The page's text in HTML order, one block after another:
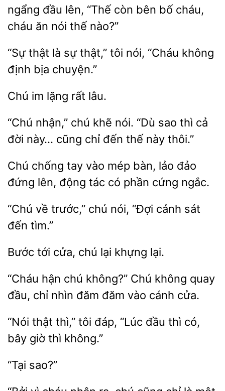
ngẩng đầu lên, “Thế còn bên bố cháu,
cháu ăn nói thế nào?”
“Sự
là sự thật,” tôi nói, “Cháu
định
chuyện.”
im lặng
nhận,” chú khẽ nói. “Dù sao thì cả
đời này…
chỉ thế này thôi.”
Chú chống tay vào mép
lảo
đứng lên, động tác có
cứng ngắc.
“Chú về chú “Đợi
sát
đến tìm.”
Bước tới cửa, lại
“Cháu hận
không?” Chú không quay
đầu, chỉ nhìn đăm
vào cửa.
“Nói thì,” tôi đáp,
đầu thì có,
bây
thì không.”